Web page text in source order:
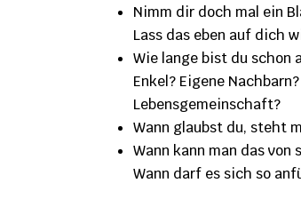
Nimm dir doch mal ein
Lass das eben auf dich
Wie lange bist du schon
Enkel? Eigene
Lebensgemeinschaft?
Wann glaubst du, steht
Wann kann man das
Wann darf es sich so